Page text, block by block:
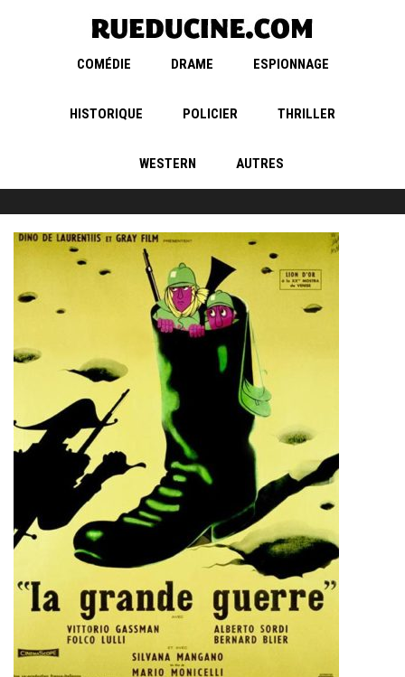
COMÉDIE DRAME ESPIONNAGE
HISTORIQUE POLICIER THRILLER
WESTERN AUTRES